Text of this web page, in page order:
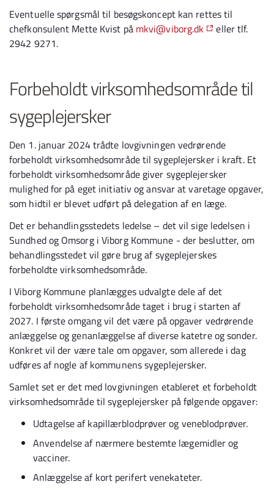
Eventuelle spørgsmål til besøgskoncept kan rettes til
chefkonsulent Mette Kvist på mkvi@viborg.dk
eller tlf.
2942 9271.
Forbeholdt virksomhedsområde til
sygeplejersker
Den 1. januar 2024 trådte lovgivningen vedrørende
forbeholdt virksomhedsområde til sygeplejersker i kraft. Et
forbeholdt virksomhedsområde giver sygeplejersker
mulighed for på eget initiativ og ansvar at varetage opgaver,
som hidtil er blevet udført på delegation af en læge.
Det er behandlingsstedets ledelse – det vil sige ledelsen i
Sundhed og Omsorg i Viborg Kommune - der beslutter, om
behandlingsstedet vil gøre brug af sygeplejerskes
forbeholdte virksomhedsområde.
I Viborg Kommune planlægges udvalgte dele af det
forbeholdt virksomhedsområde taget i brug i starten af
2027. I første omgang vil det være på opgaver vedrørende
anlæggelse og genanlæggelse af diverse katetre og sonder.
Konkret vil der være tale om opgaver, som allerede i dag
udføres af nogle af kommunens sygeplejersker.
Samlet set er det med lovgivningen etableret et forbeholdt
virksomhedsområde til sygeplejersker på følgende opgaver:
Udtagelse af kapillærblodprøver og veneblodprøver.
Anvendelse af nærmere bestemte lægemidler og
vacciner.
Anlæggelse af kort perifert venekateter.